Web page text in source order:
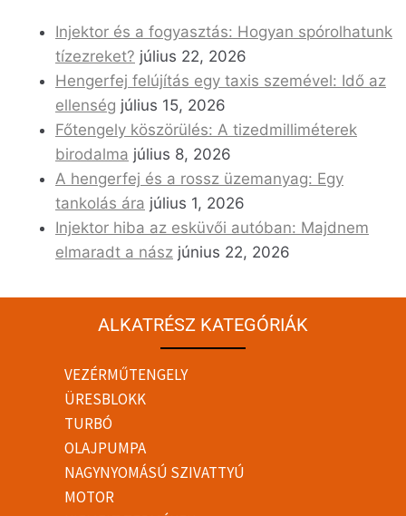
Injektor és a fogyasztás: Hogyan spórolhatunk
tízezreket? július 22, 2026
Hengerfej felújítás egy taxis szemével: Idő az
ellenség július 15, 2026
Főtengely köszörülés: A tizedmilliméterek
birodalma július 8, 2026
A hengerfej és a rossz üzemanyag: Egy
tankolás ára július 1, 2026
Injektor hiba az esküvői autóban: Majdnem
elmaradt a nász június 22, 2026
ALKATRÉSZ KATEGÓRIÁK
VEZÉRMŰTENGELY
ÜRESBLOKK
TURBÓ
OLAJPUMPA
NAGYNYOMÁSÚ SZIVATTYÚ
MOTOR